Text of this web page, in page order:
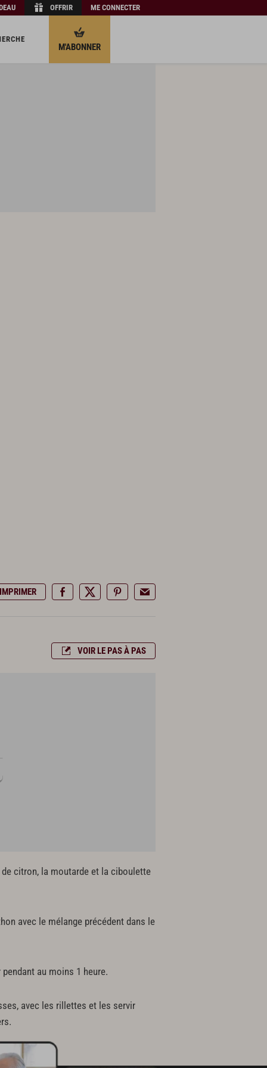
OFFRIR ME CONNECTER
M'ABONNER
IMPRIMER
VOIR LE PAS À PAS
citron, la moutarde et la ciboulette
avec le mélange précédent dans le
au moins 1 heure.
avec les rillettes et les servir